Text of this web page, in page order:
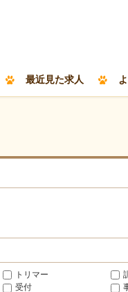
最近見た求人
トリマー
受付